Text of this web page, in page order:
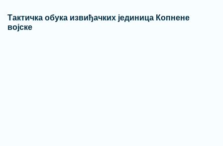
Тактичка обука извиђачких јединица Копнене
војске